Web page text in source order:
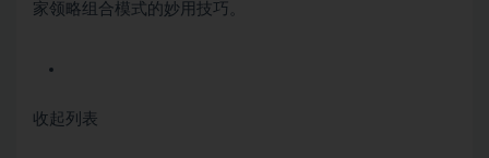
家领略组合模式的妙用技巧。
收起列表